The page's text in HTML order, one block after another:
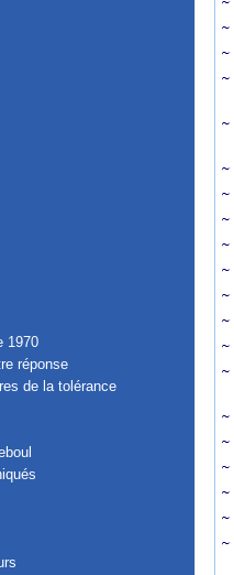
1970
réponse
de la tolérance